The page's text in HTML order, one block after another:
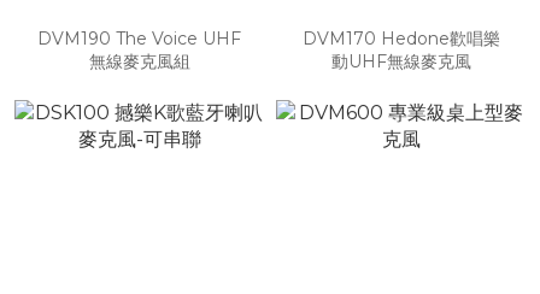
DVM190 The Voice UHF
無線麥克風組
DVM170 Hedone歡唱樂
動UHF無線麥克風